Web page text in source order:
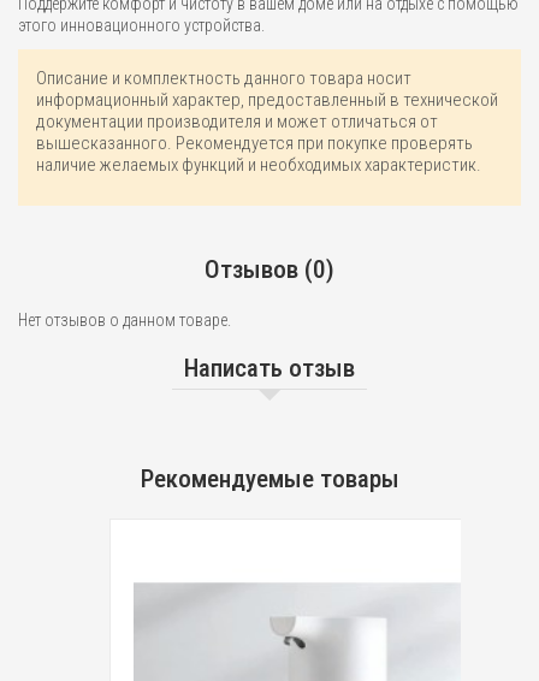
этого инновационного устройства.
Описание и комплектность данного товара носит
информационный характер, предоставленный в технической
документации производителя и может отличаться от
вышесказанного. Рекомендуется при покупке проверять
наличие желаемых функций и необходимых характеристик.
Отзывов (0)
Нет отзывов о данном товаре.
Написать отзыв
Рекомендуемые товары